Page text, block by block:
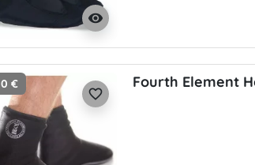
visibility
€
favorite_border
Fourth Element